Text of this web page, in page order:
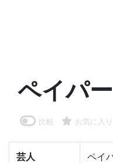
ペイパ
比較 お気に入り
芸人 ペイ